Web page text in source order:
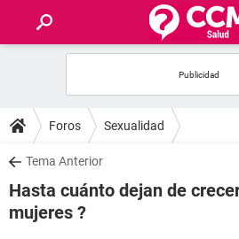
FOROS
SALUD
FAMILIA
Foros Sexualidad
Tema Anterior
Hasta cuánto dejan de
mujeres ?